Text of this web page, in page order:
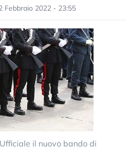
Febbraio 2022 - 23:55
il nuovo bando di